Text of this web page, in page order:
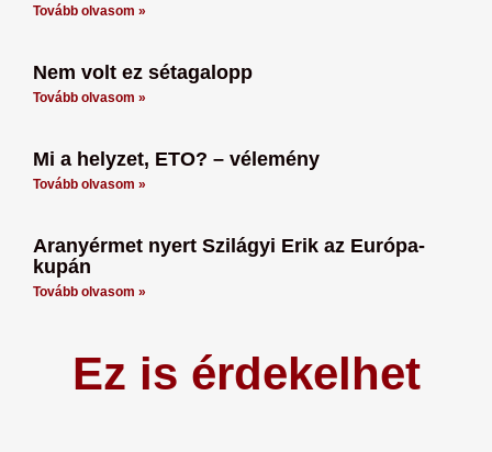
Tovább olvasom »
Nem volt ez sétagalopp
Tovább olvasom »
Mi a helyzet, ETO? – vélemény
Tovább olvasom »
Aranyérmet nyert Szilágyi Erik az Európa-
kupán
Tovább olvasom »
Ez is érdekelhet